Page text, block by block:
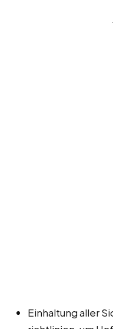
Einhaltung aller